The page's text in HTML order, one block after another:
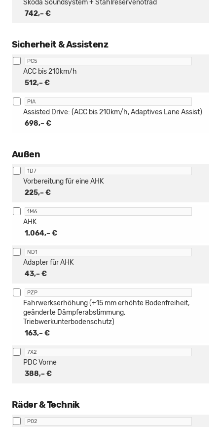
742,– €
Skoda Soundsystem + Stahlreservenotrad
Sicherheit & Assistenz
PC5
512,– €
ACC bis 210km/h
PIA
698,– €
Assisted Drive: (ACC bis 210km/h, Adaptives Lane Assist)
Außen
1D7
225,– €
Vorbereitung für eine AHK
1M6
1.064,– €
AHK
ND1
43,– €
Adapter für AHK
PZP
163,– €
Fahrwerkserhöhung (+15 mm erhöhte Bodenfreiheit,
geänderte Dämpferabstimmung,
Triebwerkunterbodenschutz)
7X2
388,– €
PDC Vorne
Räder & Technik
P02